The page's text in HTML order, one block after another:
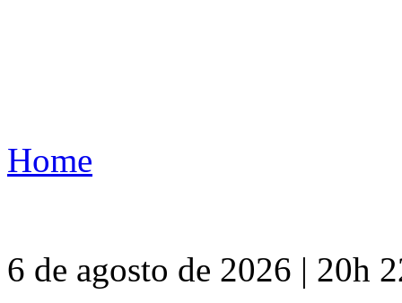
Home
6 de agosto de 2026 | 20h